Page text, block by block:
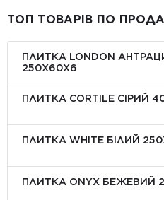
ТОП ТОВАРІВ ПО
ПЛИТКА LONDON
250Х60Х6
ПЛИТКА CORTILE СІРИЙ
ПЛИТКА WHITE БІЛИЙ
ПЛИТКА ONYX БЕЖЕВИЙ